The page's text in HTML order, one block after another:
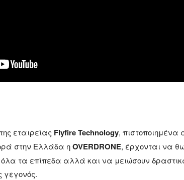
εταιρείας Flyfire Technology, πιστοποιημένα
στην Ελλάδα ηOVERDRONE, έρχονται να
τα επίπεδα αλλά και να μειώσουν
γεγονός.